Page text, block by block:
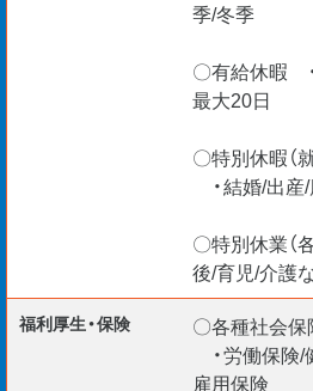
＊給与仮払い制度あり
＊ご経験・スキルを最大考慮
＊リモート面談随時実施中
【海外エンジニア応援】
＊Construction Manager
＊BIM Manager
VISA更新サポートいたします。
季/冬季
〇有給休暇
最大20日
〇特別休暇（
・結婚/出産
〇特別休業（
後/育児/介護
福利厚生・保険
〇各種社会
・労働保険
雇用保険